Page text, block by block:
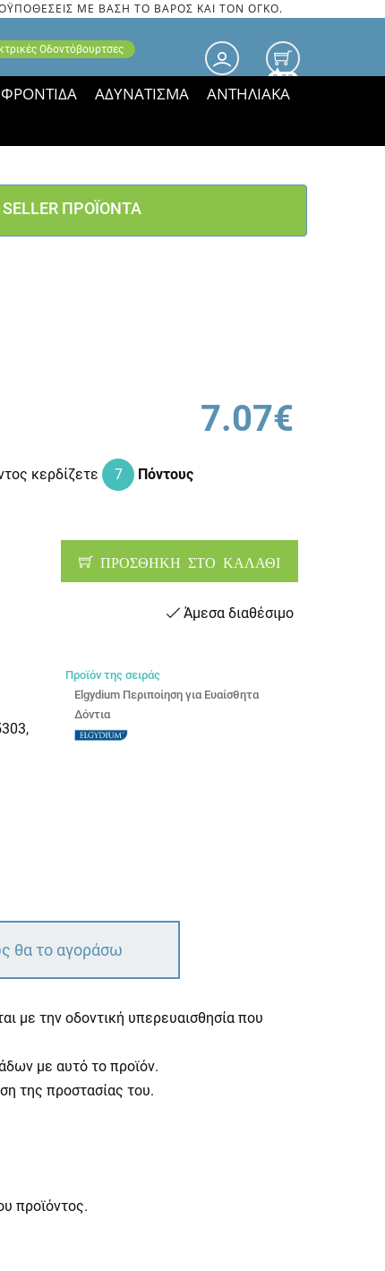
ΜΕ ΒΑΣΗ ΤΟ ΒΑΡΟΣ ΚΑΙ ΤΟΝ ΟΓΚΟ.
Οδοντόβουρτσες
0.00
ΑΔΥΝΑΤΙΣΜΑ
ΑΝΤΗΛΙΑΚΑ
ΠΑΡΑΜΕΝΟΥΝ!
SELLER ΠΡΟΪΟΝΤΑ
7.07€
κερδίζετε 7 Πόντους
ΠΡΟΣΘΗΚΗ ΣΤΟ ΚΑΛΑΘΙ
Άμεσα διαθέσιμο
Προϊόν της σειράς
Elgydium Περιποίηση για Ευαίσθητα
Δόντια
θα το αγοράσω
με την οδοντική υπερευαισθησία που
με αυτό το προϊόν.
της προστασίας του.
προϊόντος.